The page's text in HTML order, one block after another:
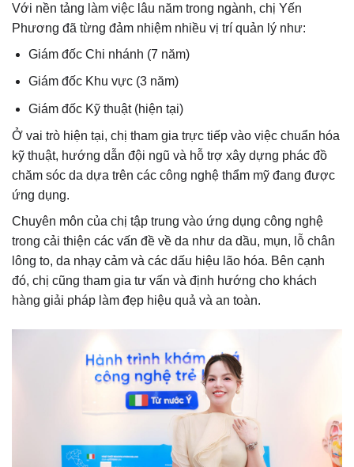
Với nền tảng làm việc lâu năm trong ngành, chị Yến
Phương đã từng đảm nhiệm nhiều vị trí quản lý như:
Giám đốc Chi nhánh (7 năm)
Giám đốc Khu vực (3 năm)
Giám đốc Kỹ thuật (hiện tại)
Ở vai trò hiện tại, chị tham gia trực tiếp vào việc chuẩn hóa
kỹ thuật, hướng dẫn đội ngũ và hỗ trợ xây dựng phác đồ
chăm sóc da dựa trên các công nghệ thẩm mỹ đang được
ứng dụng.
Chuyên môn của chị tập trung vào ứng dụng công nghệ
trong cải thiện các vấn đề về da như da dầu, mụn, lỗ chân
lông to, da nhạy cảm và các dấu hiệu lão hóa. Bên cạnh
đó, chị cũng tham gia tư vấn và định hướng cho khách
hàng giải pháp làm đẹp hiệu quả và an toàn.